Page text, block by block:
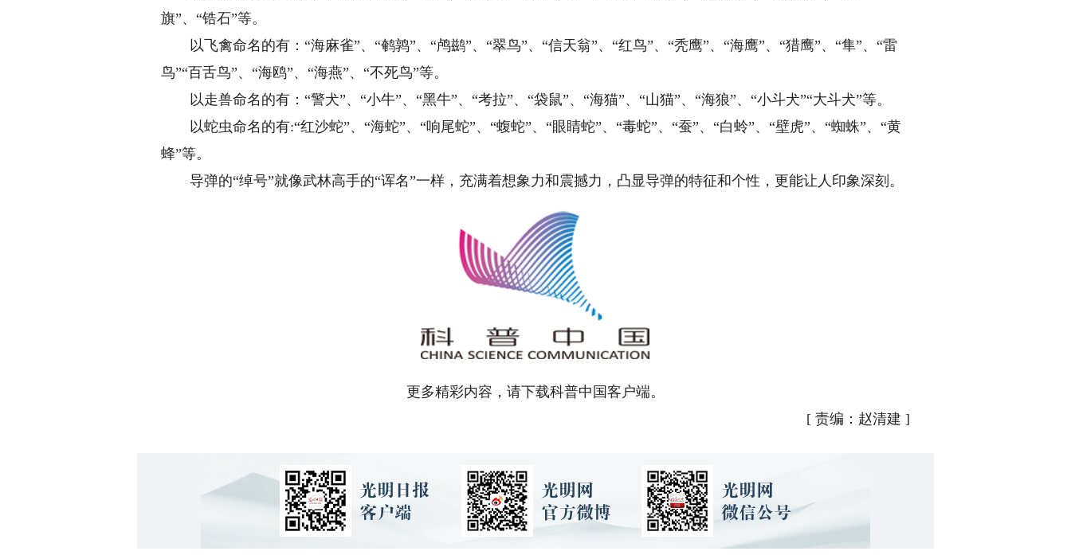
旗”、“锆石”等。
以飞禽命名的有：“海麻雀”、“鹌鹑”、“鸬鹚”、“翠鸟”、“信天翁”、“红鸟”、“秃鹰”、“海鹰”、“猎鹰”、“隼”、“雷
鸟”“百舌鸟”、“海鸥”、“海燕”、“不死鸟”等。
以走兽命名的有：“警犬”、“小牛”、“黑牛”、“考拉”、“袋鼠”、“海猫”、“山猫”、“海狼”、“小斗犬”“大斗犬”等。
以蛇虫命名的有:“红沙蛇”、“海蛇”、“响尾蛇”、“蝮蛇”、“眼睛蛇”、“毒蛇”、“蚕”、“白蛉”、“壁虎”、“蜘蛛”、“黄
蜂”等。
导弹的“绰号”就像武林高手的“诨名”一样，充满着想象力和震撼力，凸显导弹的特征和个性，更能让人印象深刻。
更多精彩内容，请下载科普中国客户端。
[ 责编：赵清建 ]